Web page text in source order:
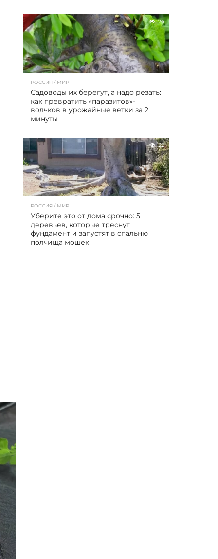
26
РОССИЯ / МИР
Садоводы их берегут, а надо резать:
как превратить «паразитов»-
волчков в урожайные ветки за 2
минуты
22
РОССИЯ / МИР
Уберите это от дома срочно: 5
деревьев, которые треснут
фундамент и запустят в спальню
полчища мошек